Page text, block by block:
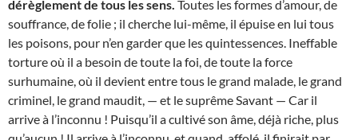
dérèglement de tous les sens. Toutes les formes d’amour, de
souffrance, de folie ; il cherche lui-même, il épuise en lui tous
les poisons, pour n’en garder que les quintessences. Ineffable
torture où il a besoin de toute la foi, de toute la force
surhumaine, où il devient entre tous le grand malade, le grand
criminel, le grand maudit, — et le suprême Savant — Car il
arrive à l’inconnu ! Puisqu’il a cultivé son âme, déjà riche, plus